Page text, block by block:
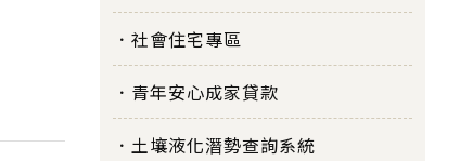
社會住宅專區
青年安心成家貸款
土壤液化潛勢查詢系統